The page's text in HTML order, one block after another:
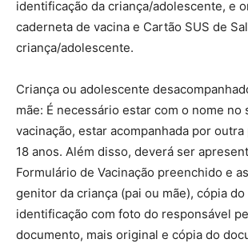
identificação da criança/adolescente, e
caderneta de vacina e Cartão SUS de
criança/adolescente.
Criança ou adolescente
mãe: É necessário estar com o nome no
vacinação, estar acompanhada por
18 anos. Além disso, deverá ser
Formulário de Vacinação preenchido e
genitor da criança (pai ou mãe), cópia
identificação com foto do responsável
documento, mais original e cópia do